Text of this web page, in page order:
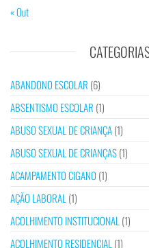
« Out
ABANDONO ESCOLAR (6)
ABSENTISMO ESCOLAR (1)
ABUSO SEXUAL DE CRIANÇA(1)
ABUSO SEXUAL DE CRIANÇAS(1)
ACAMPAMENTO CIGANO (1)
AÇÃO LABORAL (1)
ACOLHIMENTO INSTITUCIONAL (1)
ACOLHIMENTO RESIDENCIAL (1)